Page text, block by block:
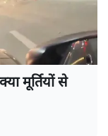
मूर्तियों से